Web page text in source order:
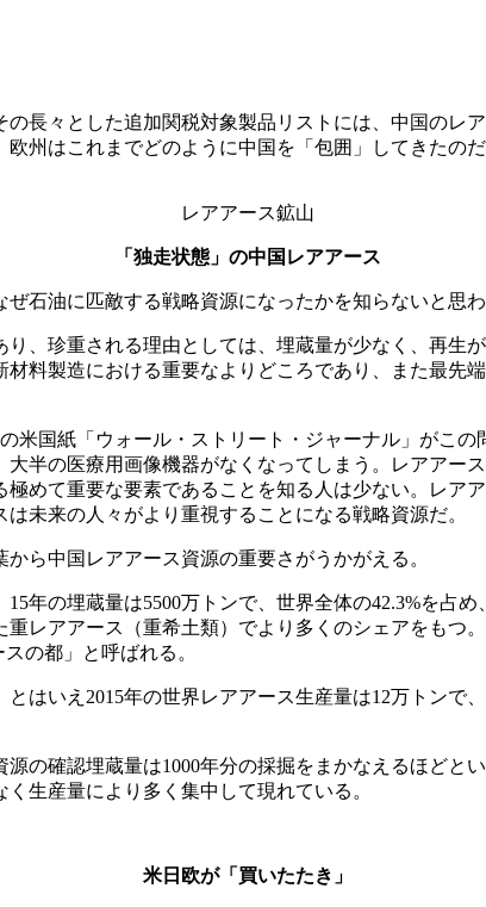
長々とした追加関税対象製品リストには、中国のレ
州はこれまでどのように中国を「包囲」してきたのだ
レアアース鉱山
「独走状態」の中国レアアース
石油に匹敵する戦略資源になったかを知らないと思わ
、珍重される理由としては、埋蔵量が少なく、再生
料製造における重要なよりどころであり、また最先
米国紙「ウォール ・ ストリート ・ ジャーナル」がこの
半の医療用画像機器がなくなってしまう。レアアー
めて重要な要素であることを知る人は少ない。レア
未来の人々がより重視することになる戦略資源だ。
ら中国レアアース資源の重要さがうかがえる。
年の埋蔵量は5500万トンで、世界全体の42.3%を占
レアアース（重希土類）でより多くのシェアをもつ
の都」と呼ばれる。
はいえ2015年の世界レアアース生産量は12万トンで
の確認埋蔵量は1000年分の採掘をまかなえるほどと
生産量により多く集中して現れている。
米日欧が「買いたたき」